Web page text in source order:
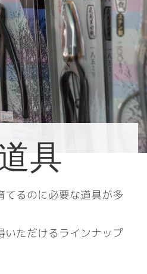
具
てるのに必要な道具が多
いただけるラインナップ